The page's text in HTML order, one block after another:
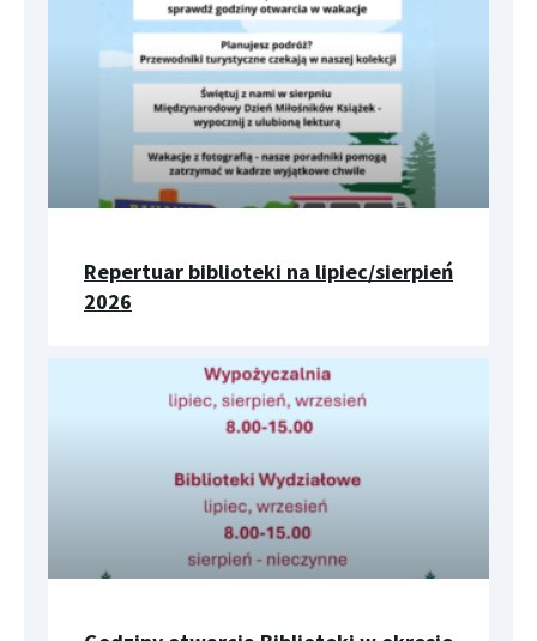
Repertuar biblioteki na lipiec/sierpień
2026